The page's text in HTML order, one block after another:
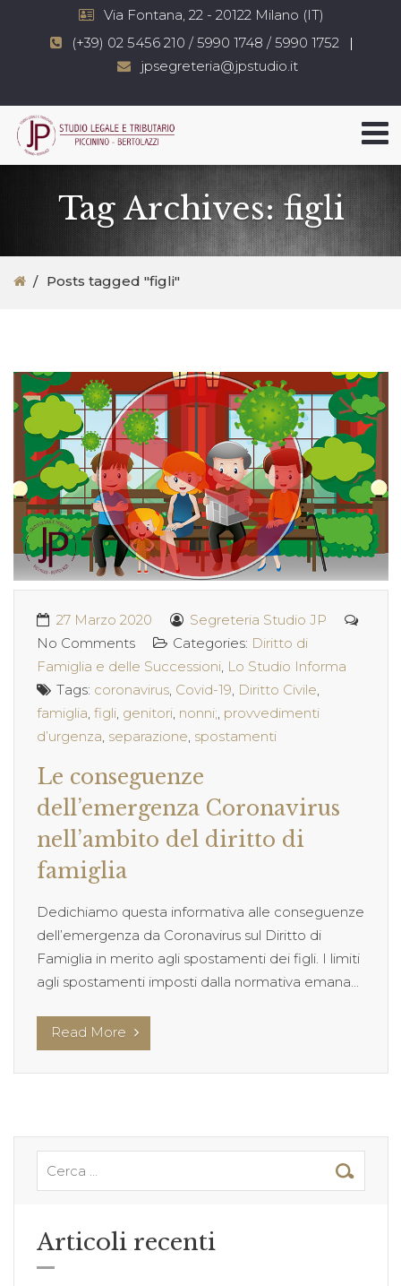
Via Fontana, 22 - 20122 Milano (IT)
(+39) 02 5456 210 / 5990 1748 / 5990 1752
jpsegreteria@jpstudio.it
Tag Archives: figli
Posts tagged "figli"
27 Marzo 2020
Segreteria Studio JP
No Comments
Categories: Diritto di
Famiglia e delle Successioni, Lo Studio Informa
Tags: coronavirus, Covid-19, Diritto Civile,
famiglia, figli, genitori, nonni;, provvedimenti
d’urgenza, separazione, spostamenti
Le conseguenze
dell’emergenza Coronavirus
nell’ambito del diritto di
famiglia
Dedichiamo questa informativa alle conseguenze
dell’emergenza da Coronavirus sul Diritto di
Famiglia in merito agli spostamenti dei figli. I limiti
agli spostamenti imposti dalla normativa emana...
Read More
Articoli recenti